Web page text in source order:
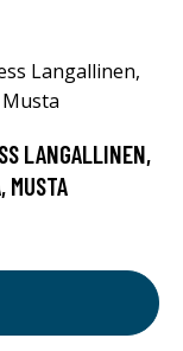
LANGALLINEN,
MUSTA